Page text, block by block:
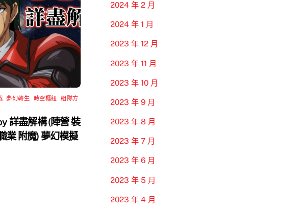
,夢幻轉生 時空樞紐 ,組隊方
詳盡解構 (陣營 裝
業 附魔) 夢幻模擬
2024 年 2 月
2024 年 1 月
2023 年 12 月
2023 年 11 月
2023 年 10 月
2023 年 9 月
2023 年 8 月
2023 年 7 月
2023 年 6 月
2023 年 5 月
2023 年 4 月